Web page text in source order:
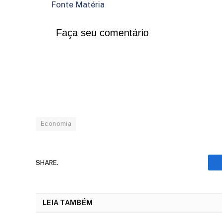
Fonte Matéria
Faça seu comentário
Economia
SHARE.
LEIA TAMBÉM